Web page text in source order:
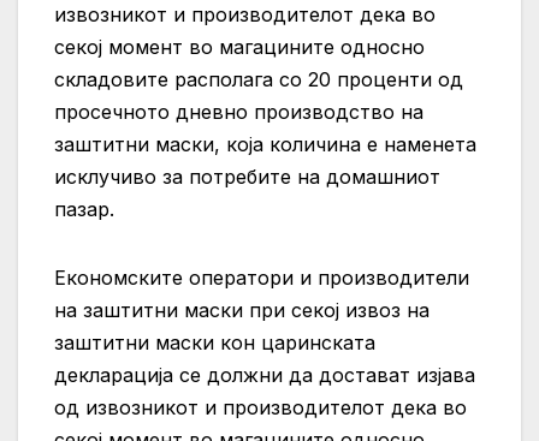
извозникот и производителот дека во
секој момент во магацините односно
складовите располага со 20 проценти од
просечното дневно производство на
заштитни маски, која количина е наменета
исклучиво за потребите на домашниот
пазар.
Економските оператори и производители
на заштитни маски при секој извоз на
заштитни маски кон царинската
декларација се должни да достават изјава
од извозникот и производителот дека во